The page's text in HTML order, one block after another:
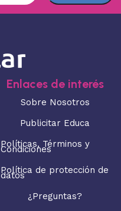
Enlaces de interés
Sobre Nosotros
Publicitar Educa
Políticas, Términos y
Condiciones
Política de protección de
datos
¿Preguntas?